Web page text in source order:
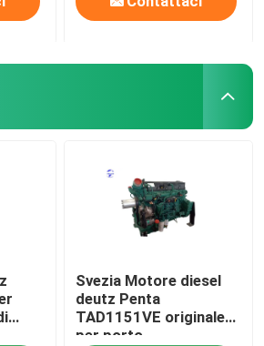
usati
diesel
Svezia Motore diesel
deutz Penta
TAD1151VE originale
per porto